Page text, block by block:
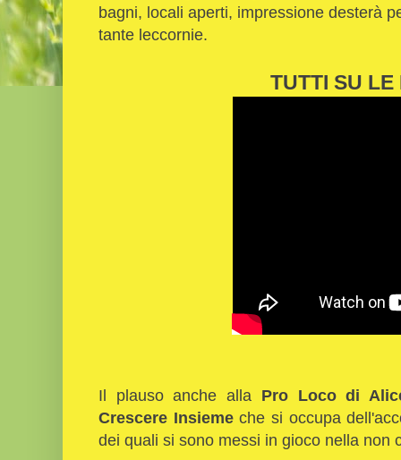
bagni, locali aperti, impressione desterà
tante leccornie.
TUTTI SU
Il plauso anche alla Pro Loco di
Crescere Insiemeche si occupa
dei quali si sono messi in gioco nella non